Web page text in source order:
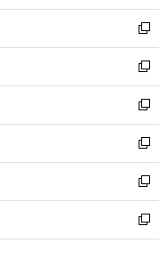
開
く
ウ
で
開
く
ン
ド
ウ
で
開
く
新
し
い
ウ
ィ
ン
ド
ウ
で
開
く
新
し
い
ウ
ィ
ン
ド
ウ
で
開
新
し
い
ウ
ィ
ン
ド
ウ
新
し
い
ウ
ィ
ン
新
し
い
ウ
新
し